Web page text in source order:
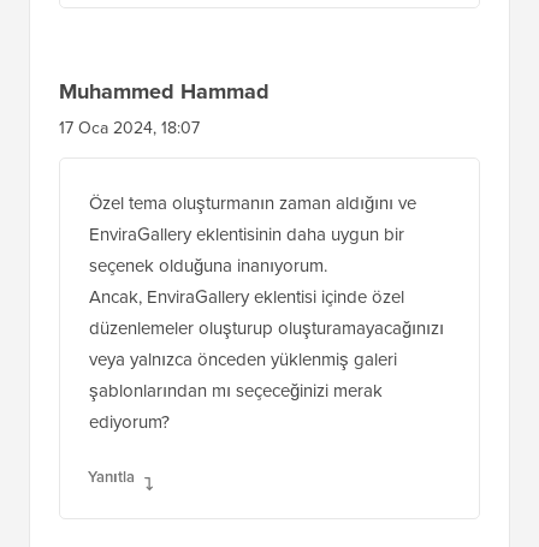
Muhammed Hammad
17 Oca 2024, 18:07
Özel tema oluşturmanın zaman aldığını ve
EnviraGallery eklentisinin daha uygun bir
seçenek olduğuna inanıyorum.
Ancak, EnviraGallery eklentisi içinde özel
düzenlemeler oluşturup oluşturamayacağınızı
veya yalnızca önceden yüklenmiş galeri
şablonlarından mı seçeceğinizi merak
ediyorum?
Yanıtla